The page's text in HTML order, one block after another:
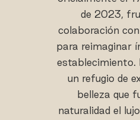
de 2023,
colaboración
para reimaginar
establecimiento.
un refugio de
belleza que
naturalidad el